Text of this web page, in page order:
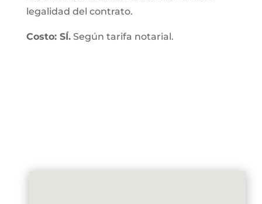
legalidad del contrato.
Costo: SÍ.Según tarifa notarial.